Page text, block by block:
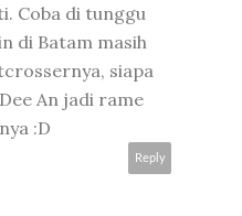
Coba di tunggu
di Batam masih
siapa
An jadi rame
:D
Reply